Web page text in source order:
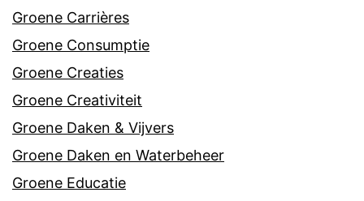
Groene Carrières
Groene Consumptie
Groene Creaties
Groene Creativiteit
Groene Daken & Vijvers
Groene Daken en Waterbeheer
Groene Educatie